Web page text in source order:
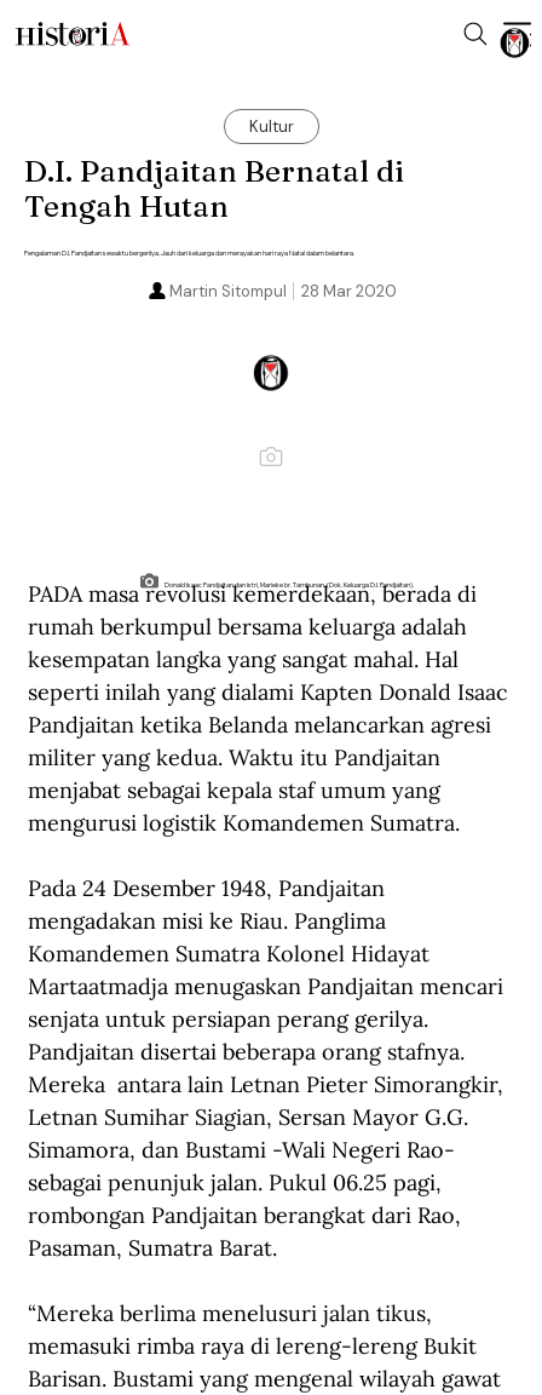
Kultur
D.I. Pandjaitan Bernatal di
Tengah Hutan
Pengalaman D.I. Pandjaitan sewaktu bergerilya. Jauh dari keluarga dan merayakan hari raya Natal dalam belantara.
28 Mar 2020
Martin Sitompul
Donald Isaac Pandjaitan dan istri, Marieke br. Tambunan. (Dok. Keluarga D.I. Pandjaitan).
PADA masa revolusi kemerdekaan, berada di
rumah berkumpul bersama keluarga adalah
kesempatan langka yang sangat mahal. Hal
seperti inilah yang dialami Kapten Donald Isaac
Pandjaitan ketika Belanda melancarkan agresi
militer yang kedua. Waktu itu Pandjaitan
menjabat sebagai kepala staf umum yang
mengurusi logistik Komandemen Sumatra.
Pada 24 Desember 1948, Pandjaitan
mengadakan misi ke Riau. Panglima
Komandemen Sumatra Kolonel Hidayat
Martaatmadja menugaskan Pandjaitan mencari
senjata untuk persiapan perang gerilya.
Pandjaitan disertai beberapa orang stafnya.
Mereka  antara lain Letnan Pieter Simorangkir,
Letnan Sumihar Siagian, Sersan Mayor G.G.
Simamora, dan Bustami -Wali Negeri Rao-
sebagai penunjuk jalan. Pukul 06.25 pagi,
rombongan Pandjaitan berangkat dari Rao,
Pasaman, Sumatra Barat.
“Mereka berlima menelusuri jalan tikus,
memasuki rimba raya di lereng-lereng Bukit
Barisan. Bustami yang mengenal wilayah gawat